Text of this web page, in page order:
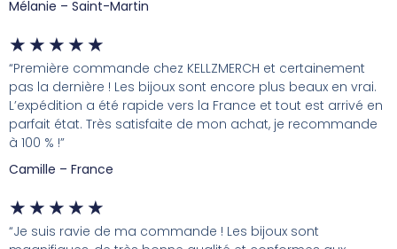
Mélanie – Saint-Martin
★ ★ ★ ★ ★
“Première commande chez KELLZMERCH et certainement
pas la dernière ! Les bijoux sont encore plus beaux en vrai.
L’expédition a été rapide vers la France et tout est arrivé en
parfait état. Très satisfaite de mon achat, je recommande
à 100 % !”
Camille – France
★ ★ ★ ★ ★
“Je suis ravie de ma commande ! Les bijoux sont